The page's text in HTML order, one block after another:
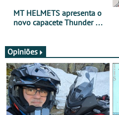
MT HELMETS apresenta o
novo capacete Thunder 4 R
Opiniões